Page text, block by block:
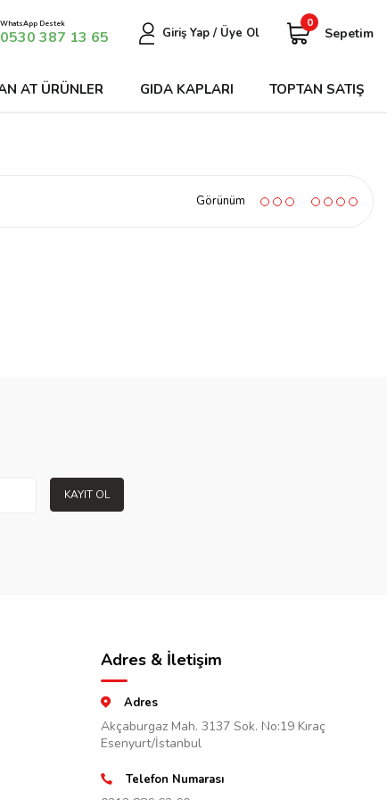
WhatsApp Destek
0530 387 13 65 Giriş Yap / Üye Ol
0
Sepetim
AT ÜRÜNLER GIDA KAPLARI TOPTAN SATIŞ
Görünüm
KAYIT OL
Adres & İletişim
Adres
Akçaburgaz Mah. 3137 Sok. No:19 Kıraç
Esenyurt/İstanbul
Telefon Numarası